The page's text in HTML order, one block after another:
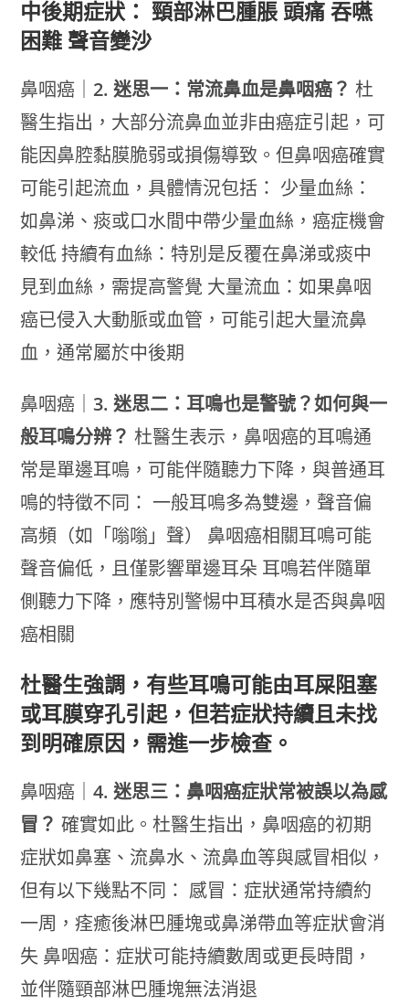
中後期症狀： 頸部淋巴腫脹 頭痛 吞嚥
困難 聲音變沙
鼻咽癌｜ 2. 迷思一：常流鼻血是鼻咽癌？ 杜
醫生指出，大部分流鼻血並非由癌症引起，可
能因鼻腔黏膜脆弱或損傷導致。但鼻咽癌確實
可能引起流血，具體情況包括： 少量血絲：
如鼻涕、痰或口水間中帶少量血絲，癌症機會
較低 持續有血絲：特別是反覆在鼻涕或痰中
見到血絲，需提高警覺 大量流血：如果鼻咽
癌已侵入大動脈或血管，可能引起大量流鼻
血，通常屬於中後期
鼻咽癌｜3. 迷思二：耳鳴也是警號？如何與一
般耳鳴分辨？ 杜醫生表示，鼻咽癌的耳鳴通
常是單邊耳鳴，可能伴隨聽力下降，與普通耳
鳴的特徵不同： 一般耳鳴多為雙邊，聲音偏
高頻（如「嗡嗡」聲） 鼻咽癌相關耳鳴可能
聲音偏低，且僅影響單邊耳朵 耳鳴若伴隨單
側聽力下降，應特別警惕中耳積水是否與鼻咽
癌相關
杜醫生強調，有些耳鳴可能由耳屎阻塞
或耳膜穿孔引起，但若症狀持續且未找
到明確原因，需進一步檢查。
鼻咽癌｜4. 迷思三：鼻咽癌症狀常被誤以為感
冒？ 確實如此。杜醫生指出，鼻咽癌的初期
症狀如鼻塞、流鼻水、流鼻血等與感冒相似，
但有以下幾點不同： 感冒：症狀通常持續約
一周，痊癒後淋巴腫塊或鼻涕帶血等症狀會消
失 鼻咽癌：症狀可能持續數周或更長時間，
並伴隨頸部淋巴腫塊無法消退